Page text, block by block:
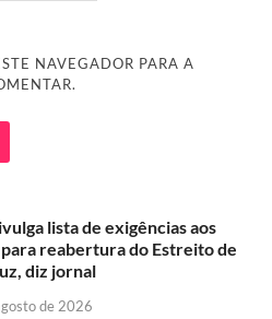
NAVEGADOR PARA A
lista de exigências aos
para reabertura do Estreito de
diz jornal
de 2026